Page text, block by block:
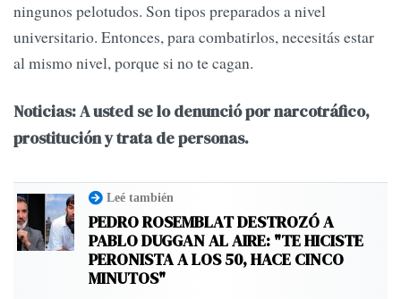
ningunos pelotudos. Son tipos preparados a nivel
universitario. Entonces, para combatirlos, necesitás estar
al mismo nivel, porque si no te cagan.
Noticias: A usted se lo denunció por narcotráfico,
prostitución y trata de personas.
Leé también
PEDRO ROSEMBLAT DESTROZÓ A
PABLO DUGGAN AL AIRE: "TE HICISTE
PERONISTA A LOS 50, HACE CINCO
MINUTOS"